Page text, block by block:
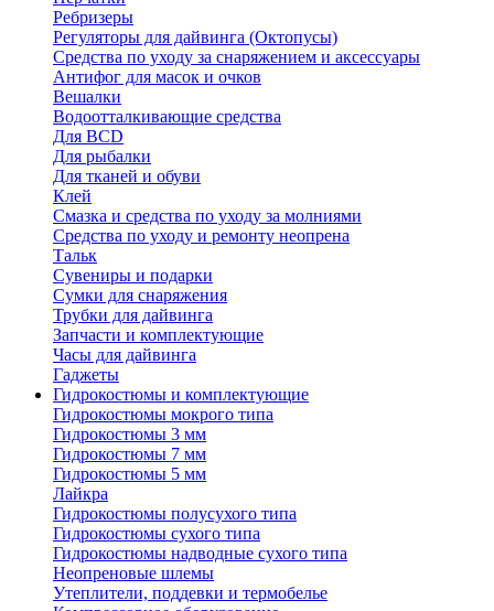
Ребризеры
Регуляторы для дайвинга (Октопусы)
Средства по уходу за снаряжением и аксессуары
Антифог для масок и очков
Вешалки
Водоотталкивающие средства
Для BCD
Для рыбалки
Для тканей и обуви
Клей
Смазка и средства по уходу за молниями
Средства по уходу и ремонту неопрена
Тальк
Сувениры и подарки
Сумки для снаряжения
Трубки для дайвинга
Запчасти и комплектующие
Часы для дайвинга
Гаджеты
Гидрокостюмы и комплектующие
Гидрокостюмы мокрого типа
Гидрокостюмы 3 мм
Гидрокостюмы 7 мм
Гидрокостюмы 5 мм
Лайкра
Гидрокостюмы полусухого типа
Гидрокостюмы сухого типа
Гидрокостюмы надводные сухого типа
Неопреновые шлемы
Утеплители, поддевки и термобелье